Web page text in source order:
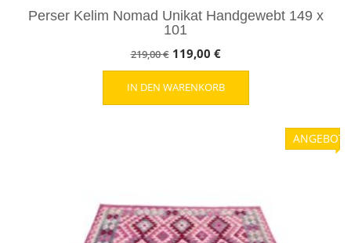
Perser Kelim Nomad Unikat Handgewebt 149 x
101
219,00€ Ursprünglicher
Preis
war:
119,00 €Aktueller
Preis
ist:
IN DEN WARENKORB
ANGEBOT!